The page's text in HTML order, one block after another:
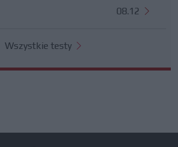
08.12
Wszystkie testy